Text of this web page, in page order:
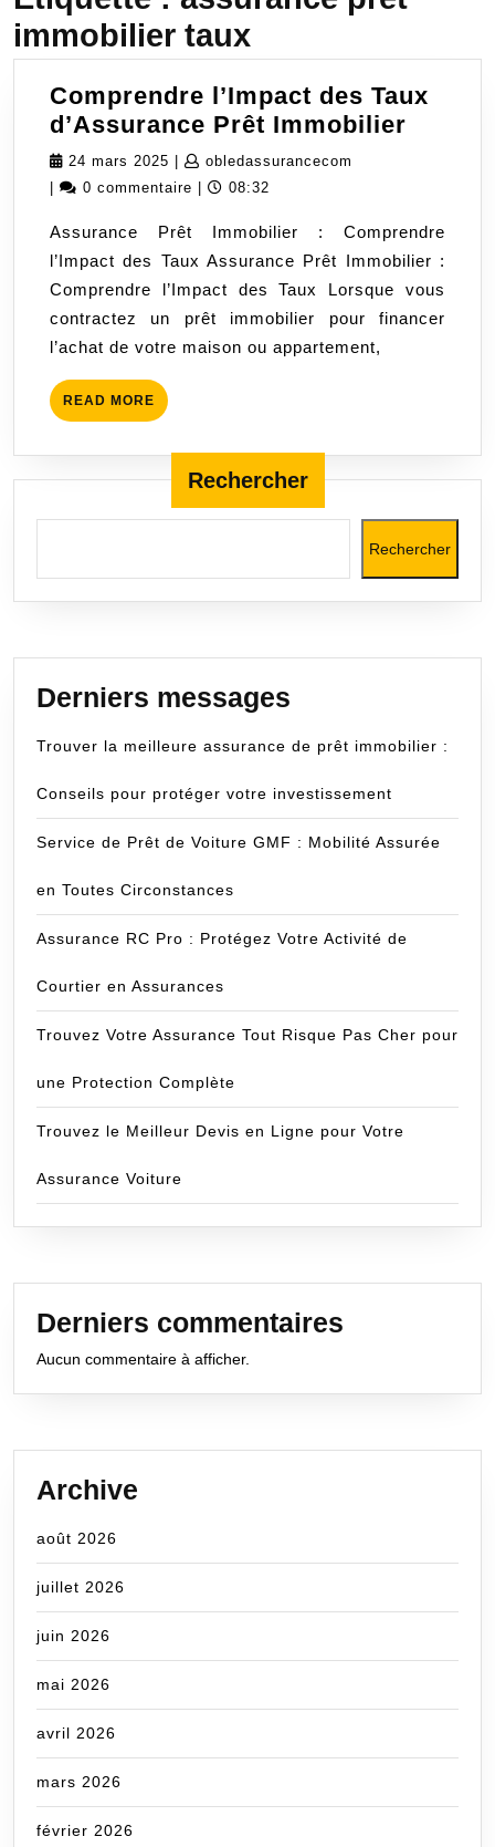
immobilier taux
Comprendre l’Impact des Taux
d’Assurance Prêt Immobilier
Prêt
24 mars 2025 24
mars
obledassurancecom
0 commentaire 08:32
Assurance Prêt Immobilier : Comprendre
l’Impact des Taux Assurance Prêt Immobilier :
Comprendre l’Impact des Taux Lorsque vous
contractez un prêt immobilier pour financer
l’achat de votre maison ou appartement,
READ MORE READ
MORE
Rechercher
Rechercher
Derniers messages
Trouver la meilleure assurance de prêt immobilier :
Conseils pour protéger votre investissement
Service de Prêt de Voiture GMF : Mobilité Assurée
en Toutes Circonstances
Assurance RC Pro : Protégez Votre Activité de
Courtier en Assurances
Trouvez Votre Assurance Tout Risque Pas Cher pour
une Protection Complète
Trouvez le Meilleur Devis en Ligne pour Votre
Assurance Voiture
Derniers commentaires
Aucun commentaire à afficher.
Archive
août 2026
juillet 2026
juin 2026
mai 2026
avril 2026
mars 2026
février 2026